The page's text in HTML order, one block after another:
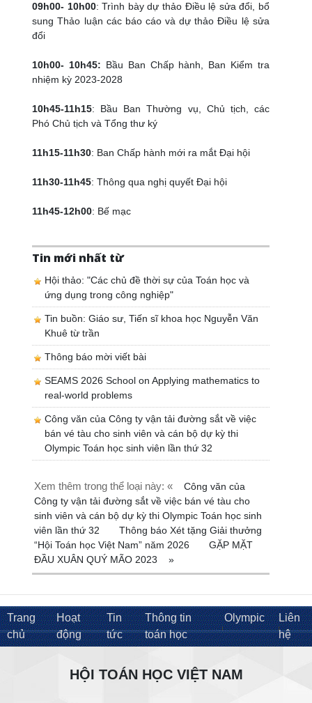
09h00- 10h00: Trình bày dự thảo Điều lệ sửa đổi, bổ
sung Thảo luận các báo cáo và dự thảo Điều lệ sửa
đổi
10h00- 10h45: Bầu Ban Chấp hành, Ban Kiểm tra
nhiệm kỳ 2023-2028
10h45-11h15: Bầu Ban Thường vụ, Chủ tịch, các
Phó Chủ tịch và Tổng thư ký
11h15-11h30: Ban Chấp hành mới ra mắt Đại hội
11h30-11h45: Thông qua nghị quyết Đại hội
11h45-12h00: Bế mạc
Tin mới nhất từ
Hội thảo: "Các chủ đề thời sự của Toán học và
ứng dụng trong công nghiệp"
Tin buồn: Giáo sư, Tiến sĩ khoa học Nguyễn Văn
Khuê từ trần
Thông báo mời viết bài
SEAMS 2026 School on Applying mathematics to
real-world problems
Công văn của Công ty vận tải đường sắt về việc
bán vé tàu cho sinh viên và cán bộ dự kỳ thi
Olympic Toán học sinh viên lần thứ 32
Xem thêm trong thể loại này: «
Công văn của
Công ty vận tải đường sắt về việc bán vé tàu cho
sinh viên và cán bộ dự kỳ thi Olympic Toán học sinh
viên lần thứ 32
Thông báo Xét tặng Giải thưởng
“Hội Toán học Việt Nam” năm 2026
GẶP MẶT
ĐẦU XUÂN QUÝ MÃO 2023
»
Trang
chủ
Hoạt
động
Tin
tức
Thông tin
toán học
Olympic
Liên
hệ
HỘI TOÁN HỌC VIỆT NAM